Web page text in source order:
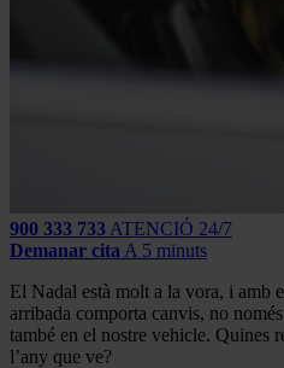
900 333 733 ATENCIÓ 24/7
Demanar cita A 5 minuts
El Nadal està molt a la vora, i amb
arribada comporta canvis, no
també en el nostre vehicle. Quines
l’any que ve?